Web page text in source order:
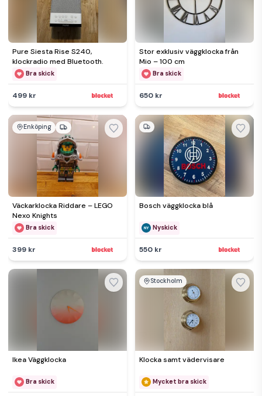
Pure Siesta Rise S240,
klockradio med Bluetooth.
Bra skick
499 kr
Stor exklusiv väggklocka från
Mio – 100 cm
Bra skick
650 kr
Enköping
Väckarklocka Riddare – LEGO
Nexo Knights
Bra skick
399 kr
Bosch väggklocka blå
Nyskick
550 kr
Ikea Väggklocka
Bra skick
Stockholm
Klocka samt vädervisare
Mycket bra skick